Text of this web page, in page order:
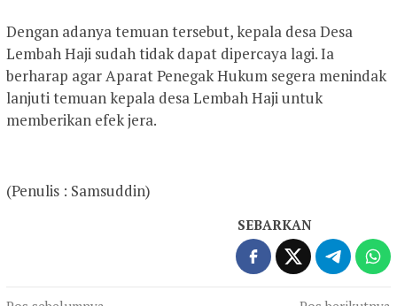
Dengan adanya temuan tersebut, kepala desa Desa
Lembah Haji sudah tidak dapat dipercaya lagi. Ia
berharap agar Aparat Penegak Hukum segera menindak
lanjuti temuan kepala desa Lembah Haji untuk
memberikan efek jera.
(Penulis : Samsuddin)
SEBARKAN